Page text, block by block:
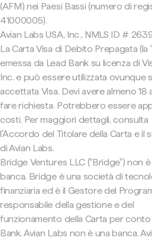
(AFM) nei Paesi Bassi (numero di
41000005).
Avian Labs USA, Inc., NMLS ID #
La Carta Visa di Debito Prepagata (la
emessa da Lead Bank su licenza di
Inc. e può essere utilizzata ovunque
accettata Visa. Devi avere almeno 18
fare richiesta. Potrebbero essere
costi. Per maggiori dettagli, consulta
l'Accordo del Titolare della Carta e il
di Avian Labs.
Bridge Ventures LLC ("Bridge") non è
banca. Bridge è una società di
finanziaria ed è il Gestore del
responsabile della gestione e del
funzionamento della Carta per conto
Bank. Avian Labs non è una banca.